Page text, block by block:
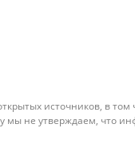
источников, в
мы не утверждаем, что